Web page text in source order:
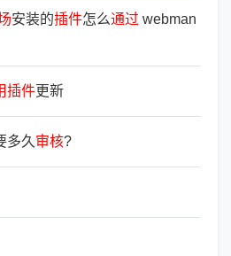
安装的插件怎么通过 webman
插件更新
多久 审核?